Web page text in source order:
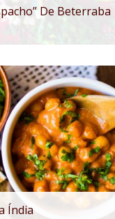
De Beterraba
Índia